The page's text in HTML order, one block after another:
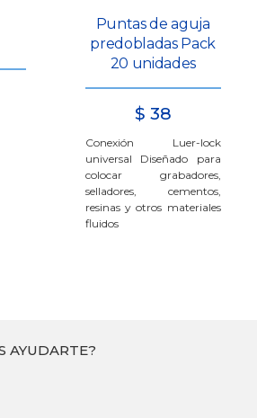
Puntas de aguja
predobladas Pack
20 unidades
$ 38
Conexión Luer-lock
universal Diseñado para
colocar grabadores,
selladores, cementos,
resinas y otros materiales
fluidos
AYUDARTE?